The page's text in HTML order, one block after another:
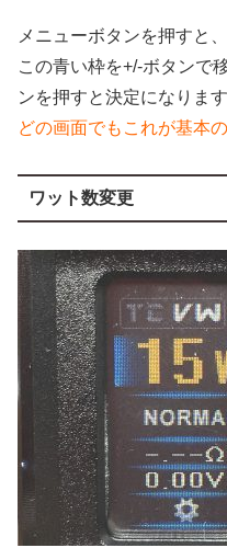
メニューボタンを押すと
この青い枠を+/-ボタンで
ンを押すと決定になります
どの画面でもこれが基本
ワット数変更